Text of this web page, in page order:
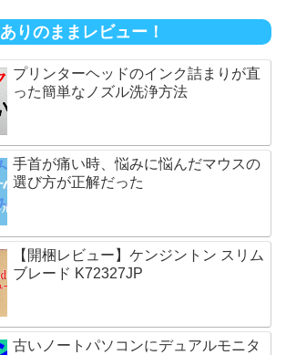
ありのままレビュー！
プリンターヘッドのインク詰まりが直
った簡単なノズル洗浄方法
手首が痛い時、悩みに悩んだマウスの
選び方が正解だった
【開梱レビュー】ケンジントン スリム
ブレード K72327JP
古いノートパソコンにデュアルモニタ